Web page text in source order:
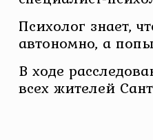
Психолог знает,
автономно, а
В ходе
всех жителей